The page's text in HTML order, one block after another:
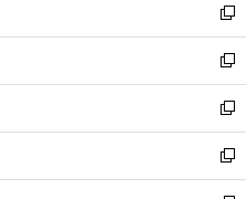
く
で
開
く
ド
ウ
で
開
く
ィ
ン
ド
ウ
で
開
く
い
ウ
ィ
ン
ド
ウ
で
開
新
し
い
ウ
ィ
ン
ド
ウ
新
し
い
ウ
ィ
ン
新
し
い
ウ
新
し